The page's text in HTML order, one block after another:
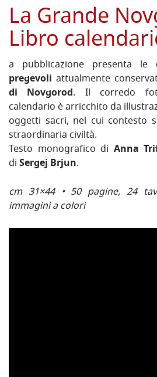
La Grande
Libro
a pubblicazione presenta le
pregevoli attualmente
di Novgorod. Il corredo
calendario è arricchito da
oggetti sacri, nel cui contesto
straordinaria civiltà.
Testo monografico di Anna
diSergej Brjun.
cm 31×44 • 50 pagine, 24
immagini a colori